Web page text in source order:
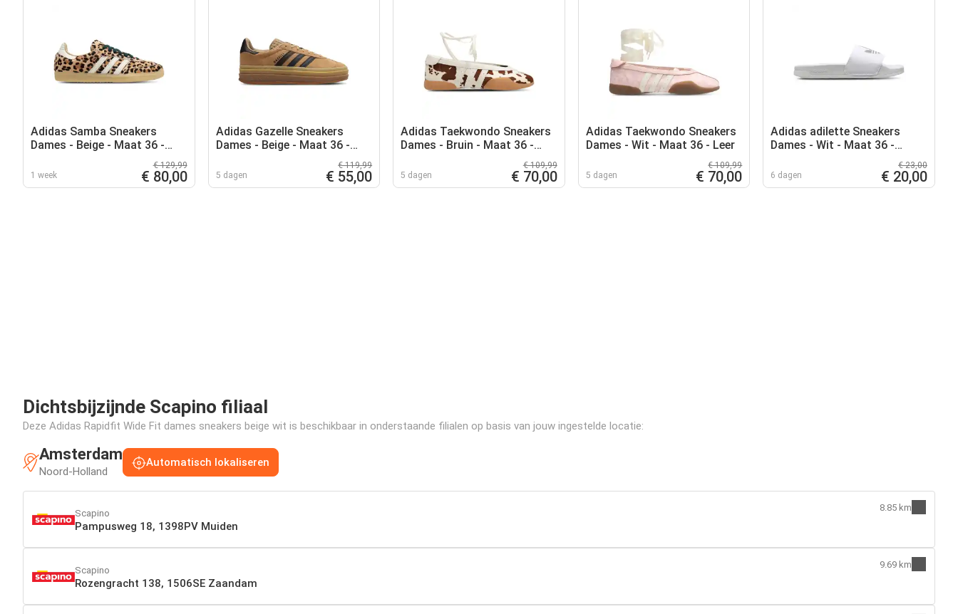
Adidas Samba Sneakers
Dames - Beige - Maat 36 -
1 week
€ 129,99
€ 80,00
Adidas Gazelle Sneakers
Dames - Beige - Maat 36 -
5 dagen
€ 119,99
€ 55,00
Adidas Taekwondo Sneakers
Dames - Bruin - Maat 36 -
5 dagen
€ 109,99
€ 70,00
Adidas Taekwondo Sneakers
Dames - Wit - Maat 36 - Leer
5 dagen
€ 109,99
€ 70,00
Adidas adilette Sneakers
Dames - Wit - Maat 36 -
6 dagen
€ 23,00
€ 20,00
Dichtsbijzijnde Scapino filiaal
Deze Adidas Rapidfit Wide Fit dames sneakers beige wit is beschikbaar in onderstaande filialen op basis van jouw ingestelde locatie:
Amsterdam
Noord-Holland
Automatisch lokaliseren
Scapino
Pampusweg 18, 1398PV Muiden
8.85 km
Scapino
Rozengracht 138, 1506SE Zaandam
9.69 km